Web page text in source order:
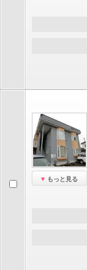
もっと見る